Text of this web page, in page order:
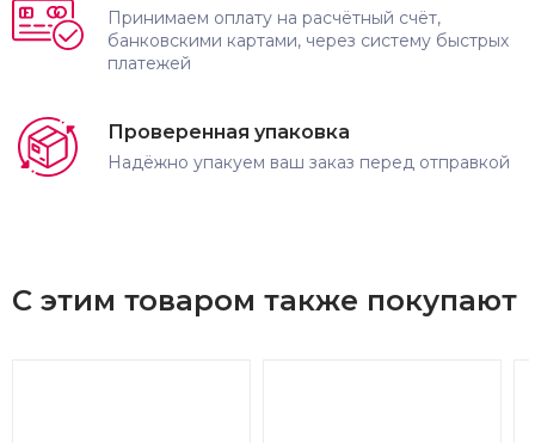
Принимаем оплату на расчётный счёт,
банковскими картами, через систему быстрых
платежей
Проверенная упаковка
Надёжно упакуем ваш заказ перед отправкой
С этим товаром также покупают